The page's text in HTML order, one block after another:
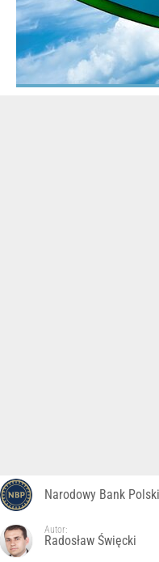
Narodowy Bank Polski
Autor:
Radosław Święcki